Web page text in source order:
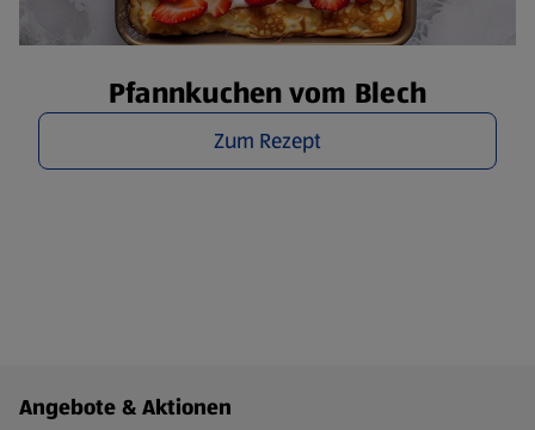
Pfannkuchen vom Blech
Zum Rezept
Fußzeilenmenü - weitere Links
Angebote & Aktionen